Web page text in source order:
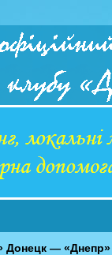
Донецк — «Днепр»